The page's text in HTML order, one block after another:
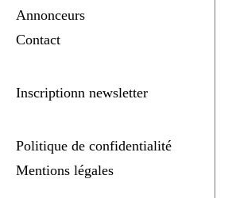
Annonceurs
Contact
Inscriptionn newsletter
Politique de confidentialité
Mentions légales